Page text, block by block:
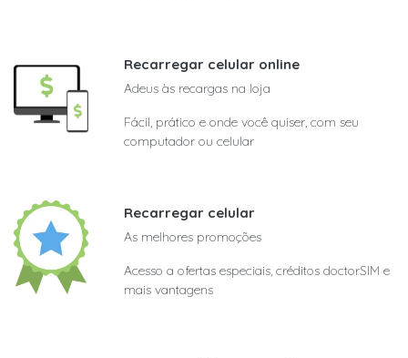
Recarregar celular online
Adeus às recargas na loja
Fácil, prático e onde você quiser, com seu
computador ou celular
Recarregar celular
As melhores promoções
Acesso a ofertas especiais, créditos doctorSIM e
mais vantagens